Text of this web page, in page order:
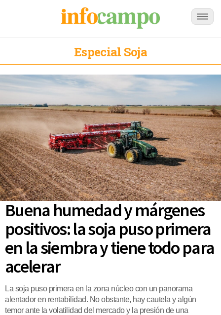
Especial Soja
Buena humedad y márgenes
positivos: la soja puso primera
en la siembra y tiene todo para
acelerar
La soja puso primera en la zona núcleo con un panorama
alentador en rentabilidad. No obstante, hay cautela y algún
temor ante la volatilidad del mercado y la presión de una